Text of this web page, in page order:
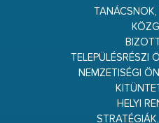
TELEPÜLÉSRÉSZI
NEMZETISÉGI
HELYI